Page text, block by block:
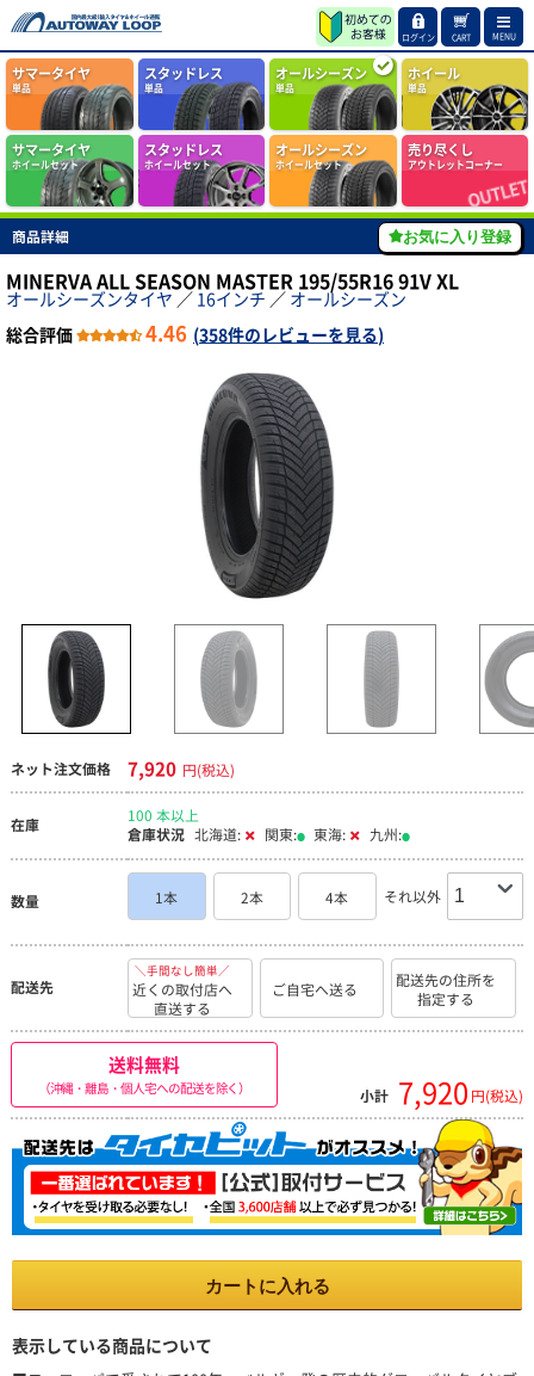
ログイン CART MENU
サマータイヤ
単品
スタッドレス
単品
オールシーズン
単品
ホイール
単品
サマータイヤ
ホイールセット
スタッドレス
ホイールセット
オールシーズン
ホイールセット
売り尽くし
アウトレットコーナー
商品詳細 お気に入り登録
MINERVA ALL SEASON MASTER 195/55R16 91V XL
オールシーズンタイヤ ／ 16インチ ／ オールシーズン
総合評価
4.46 (358件のレビューを見る)
ネット注文価格 7,920 円(税込)
在庫
100 本以上
倉庫状況 北海道: 関東: 東海: 九州:
数量 1本 2本 4本 それ以外
配送先
＼手間なし簡単／
近くの取付店へ
直送する
ご自宅へ送る
配送先の住所を
指定する
送料無料
（沖縄・離島・個人宅への配送を除く） 小計 7,920 円(税込)
カートに入れる
表示している商品について